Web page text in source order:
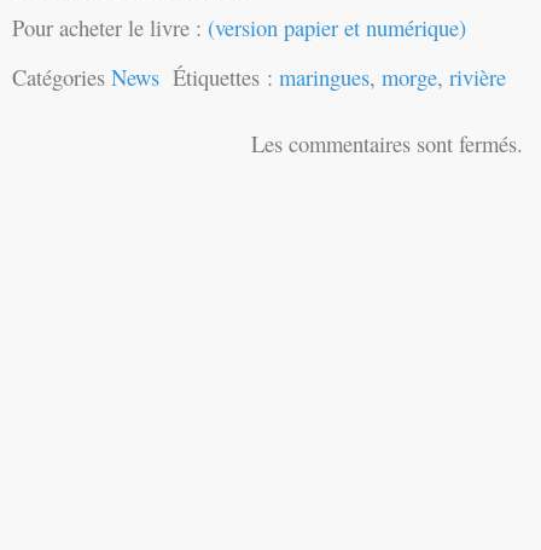
Pour acheter le livre : (version papier et numérique)
Catégories News Étiquettes : maringues, morge, rivière
Les commentaires sont fermés.